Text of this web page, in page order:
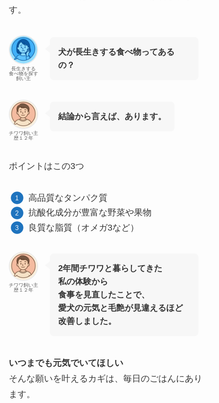
す。
長生きする
食べ物を探す
飼い主
犬が長生きする食べ物ってある
の？
チワワ飼い主
歴１２年
結論から言えば、あります。
ポイントはこの3つ
高品質なタンパク質
抗酸化成分が豊富な野菜や果物
良質な脂質（オメガ3など）
チワワ飼い主
歴１２年
2年間チワワと暮らしてきた
私の体験から
食事を見直したことで、
愛犬の元気と毛艶が見違えるほど
改善しました。
いつまでも元気でいてほしい
そんな願いを叶えるカギは、毎日のごはんにあり
ます。